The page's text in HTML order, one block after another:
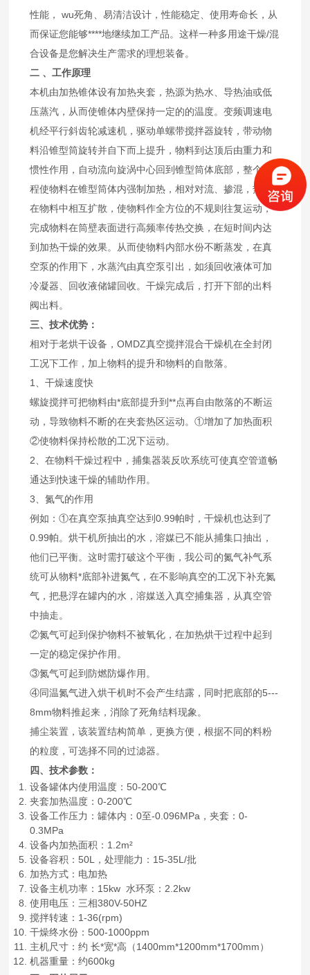
性能， wu死角、易清洁设计，性能稳定、使用寿命长，从
而保证您能够****地继续加工产品。这样一种多用途干燥/混
合设备是您解决生产需求的理想装备。
二 、工作原理
本机由加热锥体设有加热夹套，热源为热水、导热油或低
压蒸汽，从而使锥体内壁保持一定的的温度。变频调速电
机经平行斜齿轮减速机，驱动单螺带搅拌器旋转，带动物
料沿锥型筒旋转并自下而上提升，物料到达顶后由重力和
惯性作用，自动流向旋涡中心回到锥型筒体底部，整个过
程使物料在锥型筒体内强制加热，相对对流、掺混，热量
在物料中相互扩散，使物料作全方位的不规则往复运动，
完成物料在筒壁表面进行高频率传热交换，在短时间内达
到加热干燥的效果。从而使物料内部水份不断蒸发，在真
空泵的作用下，水蒸汽由真空泵引出，如须回收液体可加
冷凝器、回收液储罐回收。干燥完成后，打开下部的出料
阀出料。
三、技术优势：
相对于老烘干设备，OMDZ真空搅拌混合干燥机在全封闭
工况下工作，加上物料的提升和物料的自散落。
1、干燥速度快
螺旋搅拌可把物料由*底部提升到**点再自由散落的不断运
动，导致物料不断的在夹套热区运动。①增加了加热面积
②使物料保持松散的工况下运动。
2、在物料干燥过程中，捕集器装反吹系统可使真空管道畅
通达到快速干燥的辅助作用。
3、氮气的作用
例如：①在真空泵抽真空达到0.99帕时，干燥机也达到了
0.99帕。烘干机所抽出的水，溶媒已不能从捕集口抽出，
他们已平衡。这时需打破这个平衡，我公司的氮气补气系
统可从物料*底部补进氮气，在不影响真空的工况下补充氮
气，把悬浮在罐内的水，溶媒送入真空捕集器，从真空管
中抽走。
②氮气可起到保护物料不被氧化，在加热烘干过程中起到
一定的稳定保护作用。
③氮气可起到防燃防爆作用。
④同温氮气进入烘干机时不会产生结露，同时把底部的5---
8mm物料推起来，消除了死角结料现象。
捕尘装置，该装置结构简单，更换方便，根据不同的料粉
的粒度，可选择不同的过滤器。
四、技术参数：
设备罐体内使用温度：50-200℃
夹套加热温度：0-200℃
设备工作压力：罐体内：0至-0.096MPa，夹套：0-
0.3MPa
设备内加热面积：1.2m²
设备容积：50L，处理能力：15-35L/批
加热方式：电加热
设备主机功率：15kw 水环泵：2.2kw
使用电压：三相380V-50HZ
搅拌转速：1-36(rpm)
干燥终水份：500-1000ppm
主机尺寸：约 长*宽*高（1400mm*1200mm*1700mm）
机器重量：约600kg